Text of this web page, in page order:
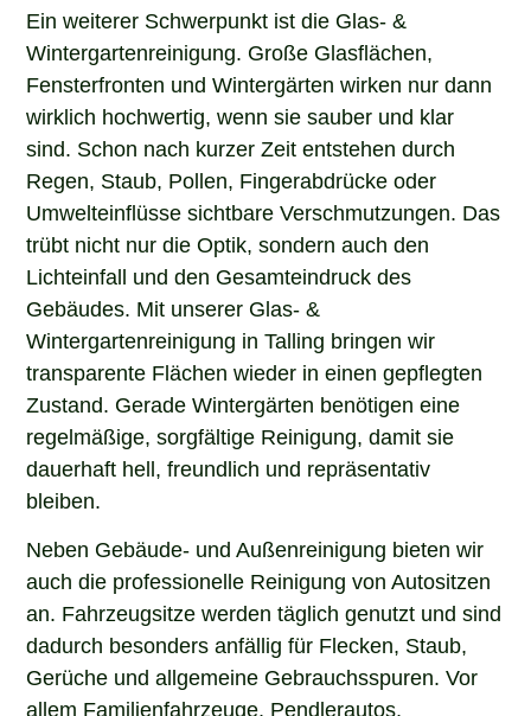
Ein weiterer Schwerpunkt ist die Glas- &
Wintergartenreinigung. Große Glasflächen,
Fensterfronten und Wintergärten wirken nur dann
wirklich hochwertig, wenn sie sauber und klar
sind. Schon nach kurzer Zeit entstehen durch
Regen, Staub, Pollen, Fingerabdrücke oder
Umwelteinflüsse sichtbare Verschmutzungen. Das
trübt nicht nur die Optik, sondern auch den
Lichteinfall und den Gesamteindruck des
Gebäudes. Mit unserer Glas- &
Wintergartenreinigung in Talling bringen wir
transparente Flächen wieder in einen gepflegten
Zustand. Gerade Wintergärten benötigen eine
regelmäßige, sorgfältige Reinigung, damit sie
dauerhaft hell, freundlich und repräsentativ
bleiben.
Neben Gebäude- und Außenreinigung bieten wir
auch die professionelle Reinigung von Autositzen
an. Fahrzeugsitze werden täglich genutzt und sind
dadurch besonders anfällig für Flecken, Staub,
Gerüche und allgemeine Gebrauchsspuren. Vor
allem Familienfahrzeuge, Pendlerautos,